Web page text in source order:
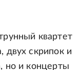
квартет
двух скрипок и
но и концерты